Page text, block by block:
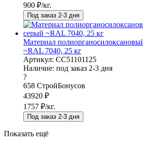
900 ₽/кг.
Под заказ 2-3 дня
Материал
~RAL 7040, 25 кг
Артикул: CC51101125
Наличие: под заказ 2-3 дня
?
658 СтройБонусов
43920 ₽
1757 ₽/кг.
Под заказ 2-3 дня
Показать ещё